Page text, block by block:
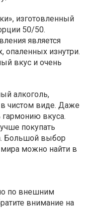
изготовленный
50/50.
является
опаленных изнутри.
вкус и очень
алкоголь,
в чистом виде. Даже
вкуса.
покупать
Большой выбор
мира можно найти в
по внешним
внимание на